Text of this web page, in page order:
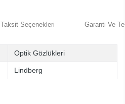
Taksit Seçenekleri Garanti Ve
Optik Gözlükleri
Lindberg